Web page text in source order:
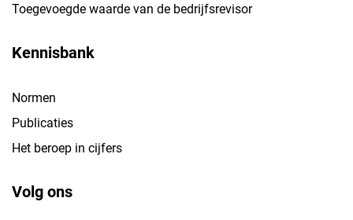
Toegevoegde waarde van de bedrijfsrevisor
Kennisbank
Normen
Publicaties
Het beroep in cijfers
Volg ons